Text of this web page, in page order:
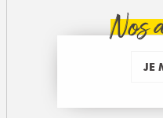
Nos
JE